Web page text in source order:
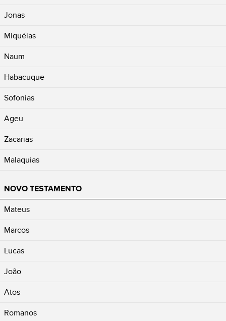
Jonas
Miquéias
Naum
Habacuque
Sofonias
Ageu
Zacarias
Malaquias
NOVO TESTAMENTO
Mateus
Marcos
Lucas
João
Atos
Romanos